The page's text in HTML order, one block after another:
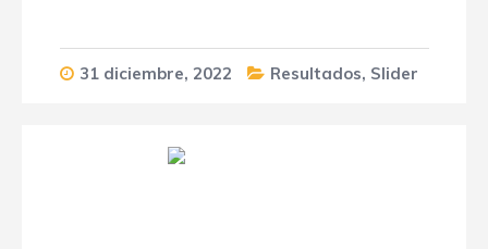
31 diciembre, 2022 Resultados, Slider